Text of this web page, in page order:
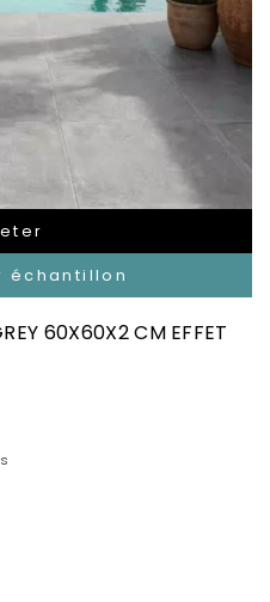
échantillon
60X60X2 CM EFFET